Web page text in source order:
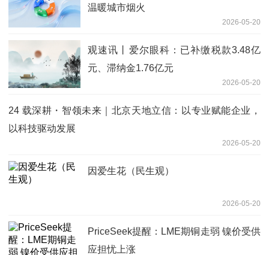
温暖城市烟火
2026-05-20
观速讯丨爱尔眼科：已补缴税款3.48亿
元、滞纳金1.76亿元
2026-05-20
24 载深耕・智领未来｜北京天地立信：以专业赋能企业，
以科技驱动发展
2026-05-20
因爱生花（民生观）
2026-05-20
PriceSeek提醒：LME期铜走弱 镍价受供
应担忧上涨